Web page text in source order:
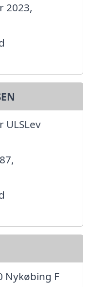
2023,
ULSLev
Nykøbing F